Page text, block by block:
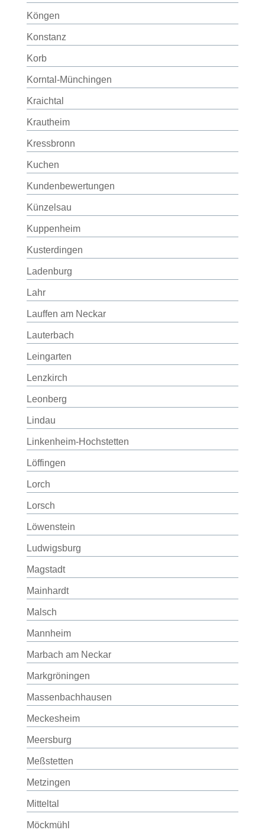
Köngen
Konstanz
Korb
Korntal-Münchingen
Kraichtal
Krautheim
Kressbronn
Kuchen
Kundenbewertungen
Künzelsau
Kuppenheim
Kusterdingen
Ladenburg
Lahr
Lauffen am Neckar
Lauterbach
Leingarten
Lenzkirch
Leonberg
Lindau
Linkenheim-Hochstetten
Löffingen
Lorch
Lorsch
Löwenstein
Ludwigsburg
Magstadt
Mainhardt
Malsch
Mannheim
Marbach am Neckar
Markgröningen
Massenbachhausen
Meckesheim
Meersburg
Meßstetten
Metzingen
Mitteltal
Möckmühl